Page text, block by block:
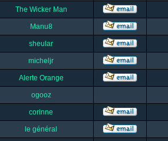
The Wicker Man
Manu8
sheular
micheljr
Alerte Orange
ogooz
corinne
le général